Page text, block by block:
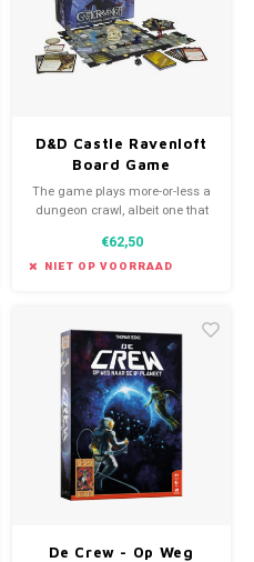
D&D Castle Ravenloft
Board Game
The game plays more-or-less a
dungeon crawl, albeit one that
goals and mechanics
depending on the scenario
€62,50
NIET OP VOORRAAD
De Crew - Op Weg